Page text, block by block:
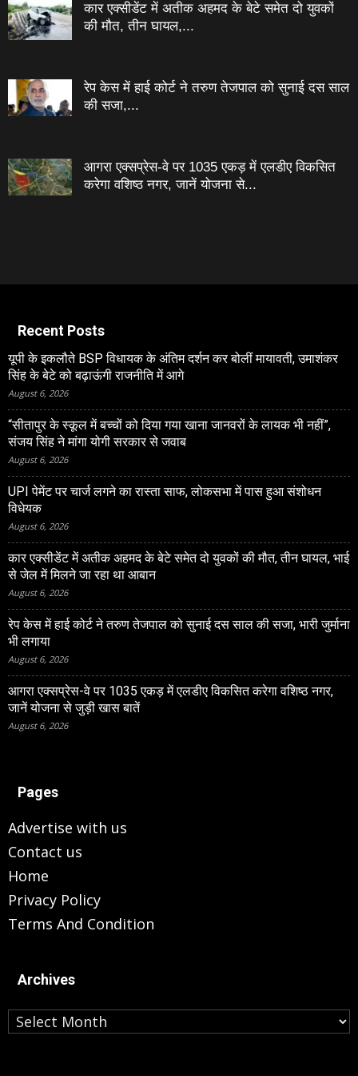
कार एक्सीडेंट में अतीक अहमद के बेटे समेत दो युवकों
की मौत, तीन घायल,...
रेप केस में हाई कोर्ट ने तरुण तेजपाल को सुनाई दस साल
की सजा,...
आगरा एक्सप्रेस-वे पर 1035 एकड़ में एलडीए विकसित
करेगा वशिष्‍ठ नगर, जानें योजना से...
Recent Posts
यूपी के इकलौते BSP विधायक के अंतिम दर्शन कर बोलीं मायावती, उमाशंकर
सिंह के बेटे को बढ़ाऊंगी राजनीति में आगे
August 6, 2026
“सीतापुर के स्‍कूल में बच्‍चों को दिया गया खाना जानवरों के लायक भी नहीं”,
संजय सिंह ने मांगा योगी सरकार से जवाब
August 6, 2026
UPI पेमेंट पर चार्ज लगने का रास्ता साफ, लोकसभा में पास हुआ संशोधन
विधेयक
August 6, 2026
कार एक्सीडेंट में अतीक अहमद के बेटे समेत दो युवकों की मौत, तीन घायल, भाई
से जेल में मिलने जा रहा था आबान
August 6, 2026
रेप केस में हाई कोर्ट ने तरुण तेजपाल को सुनाई दस साल की सजा, भारी जुर्माना
भी लगाया
August 6, 2026
आगरा एक्सप्रेस-वे पर 1035 एकड़ में एलडीए विकसित करेगा वशिष्‍ठ नगर,
जानें योजना से जुड़ी खास बातें
August 6, 2026
Pages
Advertise with us
Contact us
Home
Privacy Policy
Terms And Condition
Archives
Archives